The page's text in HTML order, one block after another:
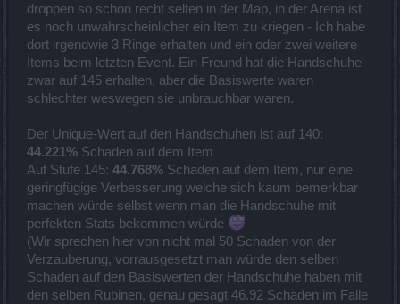
droppen so schon recht selten in der Map, in der Arena ist
es noch unwahrscheinlicher ein Item zu kriegen - Ich habe
dort irgendwie 3 Ringe erhalten und ein oder zwei weitere
Items beim letzten Event. Ein Freund hat die Handschuhe
zwar auf 145 erhalten, aber die Basiswerte waren
schlechter weswegen sie unbrauchbar waren.
Der Unique-Wert auf den Handschuhen ist auf 140:
44.221% Schaden auf dem Item
Auf Stufe 145: 44.768% Schaden auf dem Item, nur eine
geringfügige Verbesserung welche sich kaum bemerkbar
machen würde selbst wenn man die Handschuhe mit
perfekten Stats bekommen würde
(Wir sprechen hier von nicht mal 50 Schaden von der
Verzauberung, vorrausgesetzt man würde den selben
Schaden auf den Basiswerten der Handschuhe haben mit
den selben Rubinen, genau gesagt 46.92 Schaden im Falle